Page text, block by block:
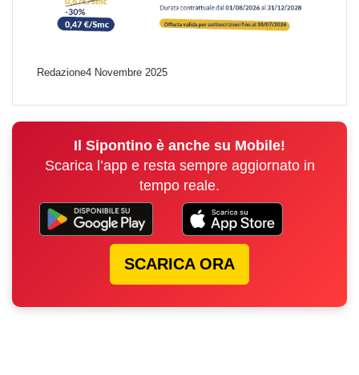
Redazione4 Novembre 2025
Il Sipontino è anche su Mobile!
Scarica l’app e resta sempre aggiornato in
tempo reale.
SCARICA ORA